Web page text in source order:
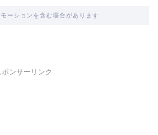
ーションを含む場合があります
ポンサーリンク